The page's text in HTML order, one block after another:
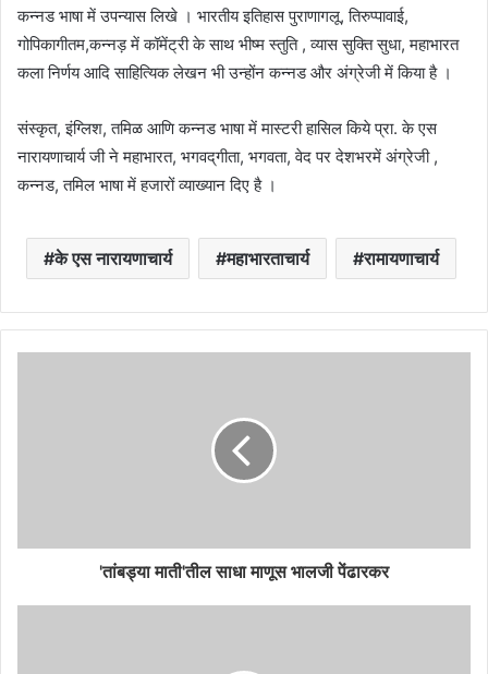
कन्नड भाषा में उपन्यास लिखे । भारतीय इतिहास पुराणागलू, तिरुप्पावाई,
गोपिकागीतम,कन्नड़ में कॉमेंट्री के साथ भीष्म स्तुति , व्यास सुक्ति सुधा, महाभारत
कला निर्णय आदि साहित्यिक लेखन भी उन्होंन कन्नड और अंग्रेजी में किया है ।
संस्कृत, इंग्लिश, तमिळ आणि कन्नड भाषा में मास्टरी हासिल किये प्रा. के एस
नारायणाचार्य जी ने महाभारत, भगवद्‌गीता, भगवता, वेद पर देशभरमें अंग्रेजी ,
कन्नड, तमिल भाषा में हजारों व्याख्यान दिए है ।
के एस नारायणाचार्य महाभारताचार्य रामायणाचार्य
'तांबड्या माती'तील साधा माणूस भालजी पेंढारकर